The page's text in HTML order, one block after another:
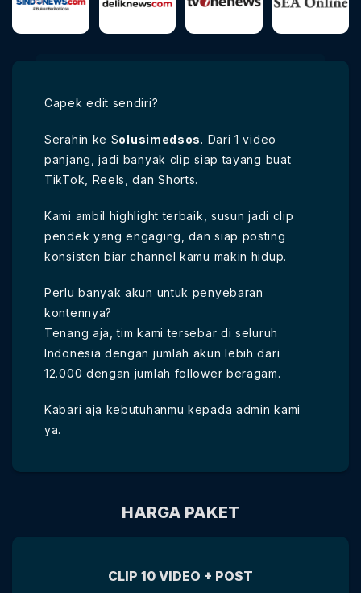
Capek edit sendiri?
Serahin ke Solusimedsos. Dari 1 video
panjang, jadi banyak clip siap tayang buat
TikTok, Reels, dan Shorts.
Kami ambil highlight terbaik, susun jadi clip
pendek yang engaging, dan siap posting
konsisten biar channel kamu makin hidup.
Perlu banyak akun untuk penyebaran
kontennya?
Tenang aja, tim kami tersebar di seluruh
Indonesia dengan jumlah akun lebih dari
12.000 dengan jumlah follower beragam.
Kabari aja kebutuhanmu kepada admin kami
ya.
HARGA PAKET
CLIP 10 VIDEO + POST